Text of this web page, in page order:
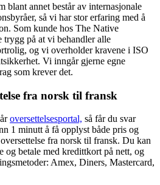
blant annet består av internasjonale
så vi har stor erfaring med å
Som kunde hos The Native
på at vi behandler alle
og vi overholder kravene i ISO
Vi inngår gjerne egne
som krever det.
fra norsk til fransk
oversettelsesportal, så får du svar
1 minutt å få opplyst både pris og
fra norsk til fransk. Du kan
og betale med kredittkort på nett, og
Amex, Diners, Mastercard,